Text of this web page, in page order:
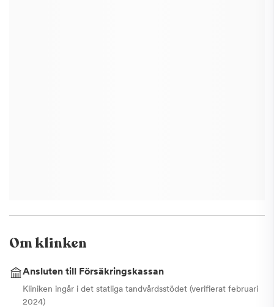
Om klinken
Ansluten till Försäkringskassan
Kliniken ingår i det statliga tandvårdsstödet (verifierat februari
2024)